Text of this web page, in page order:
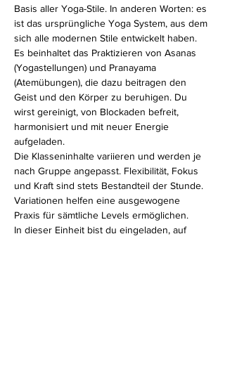
Basis aller Yoga-Stile. In anderen Worten: es
ist das ursprüngliche Yoga System, aus dem
sich alle modernen Stile entwickelt haben.
Es beinhaltet das Praktizieren von Asanas
(Yogastellungen) und Pranayama
(Atemübungen), die dazu beitragen den
Geist und den Körper zu beruhigen. Du
wirst gereinigt, von Blockaden befreit,
harmonisiert und mit neuer Energie
aufgeladen.
Die Klasseninhalte variieren und werden je
nach Gruppe angepasst. Flexibilität, Fokus
und Kraft sind stets Bestandteil der Stunde.
Variationen helfen eine ausgewogene
Praxis für sämtliche Levels ermöglichen.
In dieser Einheit bist du eingeladen, auf